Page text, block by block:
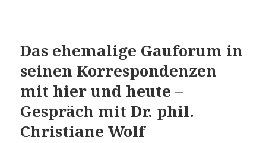
Das ehemalige Gauforum in
seinen Korrespondenzen
mit hier und heute –
Gespräch mit Dr. phil.
Christiane Wolf